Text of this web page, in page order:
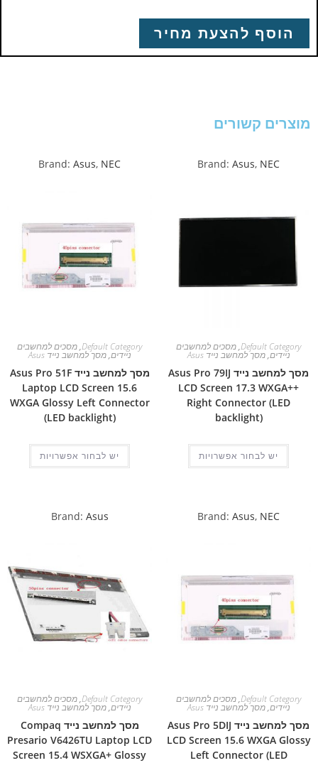
הוסף להצעת מחיר
מוצרים קשורים
Brand: Asus, NEC
Default Category
,מסכים למחשבים
ניידים,מסך למחשב נייד Asus
מסך למחשב נייד Asus Pro 79IJ
LCD Screen 17.3 WXGA++
Right Connector (LED
backlight)
יש לבחור אפשרויות
Brand: Asus, NEC
Default Category
,מסכים למחשבים
ניידים,מסך למחשב נייד Asus
מסך למחשב נייד Asus Pro 51F
Laptop LCD Screen 15.6
WXGA Glossy Left Connector
(LED backlight)
יש לבחור אפשרויות
Brand: Asus, NEC
Default Category
,מסכים למחשבים
ניידים,מסך למחשב נייד Asus
מסך למחשב נייד Asus Pro 5DIJ
LCD Screen 15.6 WXGA Glossy
Left Connector (LED
Brand: Asus
Default Category
,מסכים למחשבים
ניידים,מסך למחשב נייד Asus
מסך למחשב נייד Compaq
Presario V6426TU Laptop LCD
Screen 15.4 WSXGA+ Glossy